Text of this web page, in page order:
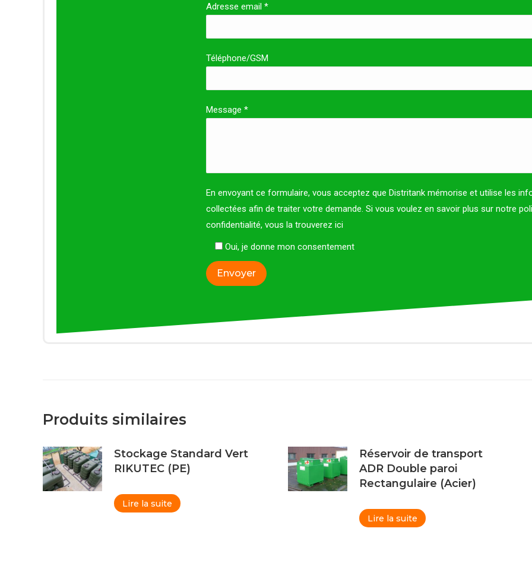
Adresse email *
Téléphone/GSM
Message *
En envoyant ce formulaire, vous acceptez que Distritank mémorise et utilise les
collectées afin de traiter votre demande. Si vous voulez en savoir plus sur notre
confidentialité, vous la trouverez ici
Oui, je donne mon consentement
Produits similaires
Stockage Standard Vert
RIKUTEC (PE)
Lire la suite
Réservoir de transport
ADR Double paroi
Rectangulaire (Acier)
Lire la suite